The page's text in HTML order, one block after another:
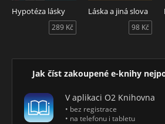
Hypotéza lásky
289 Kč
Láska a jiná slova
98 Kč
Jak číst zakoupené e-knihy
V aplikaci O2 Knihovna
• bez registrace
• na telefonu i tabletu